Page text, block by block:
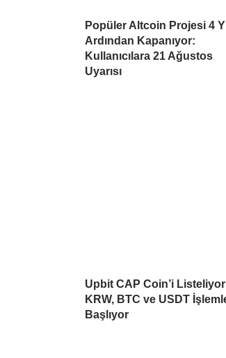
Popüler Altcoin Projesi 4
Ardından Kapanıyor:
Kullanıcılara 21 Ağustos
Uyarısı
Upbit CAP Coin’i
KRW, BTC ve USDT
Başlıyor